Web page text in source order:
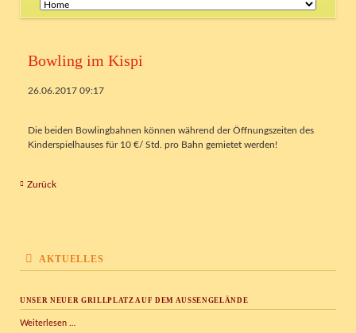
überspringen
Bowling im Kispi
26.06.2017 09:17
Die beiden Bowlingbahnen können während der Öffnungszeiten des
Kinderspielhauses für 10 €/ Std. pro Bahn gemietet werden!
Zurück
AKTUELLES
UNSER NEUER GRILLPLATZ AUF DEM AUSSENGELÄNDE
Weiterlesen …